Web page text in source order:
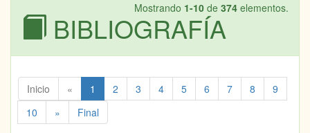
Mostrando 1-10 de 374 elementos.
BIBLIOGRAFÍA
Inicio « 1 2 3 4 5 6 7 8
9
10
» Final